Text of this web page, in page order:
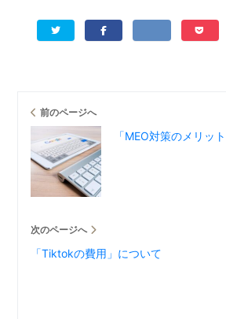
前のページへ
「MEO対策のメリッ
次のページへ
「Tiktokの費用」について